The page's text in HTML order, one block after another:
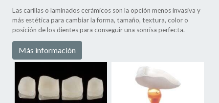
Las carillas o laminados cerámicos son la opción menos invasiva y
más estética para cambiar la forma, tamaño, textura, color o
posición de los dientes para conseguir una sonrisa perfecta.
Más información